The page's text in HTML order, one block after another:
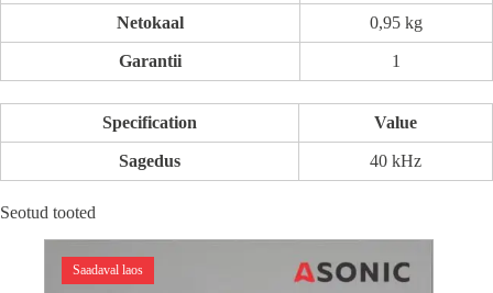
Netokaal 0,95 kg
Garantii 1
Specification Value
Sagedus 40 kHz
Seotud tooted
Saadaval laos